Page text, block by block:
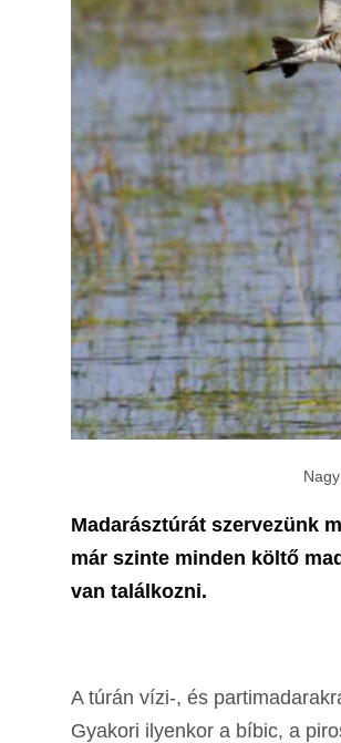
Madarásztúrát szervezünk
már szinte minden költő
van találkozni.
A túrán vízi-, és
Gyakori ilyenkor a bíbic, a